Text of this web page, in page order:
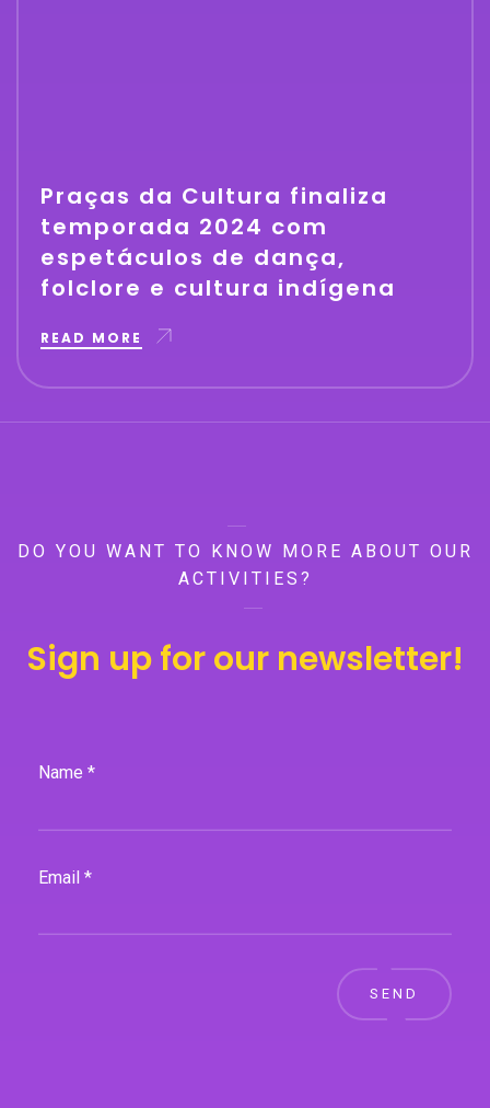
Praças da Cultura finaliza
temporada 2024 com
espetáculos de dança,
folclore e cultura indígena
READ MORE
DO YOU WANT TO KNOW MORE ABOUT OUR
ACTIVITIES?
Sign up for our newsletter!
Name *
Email *
SEND